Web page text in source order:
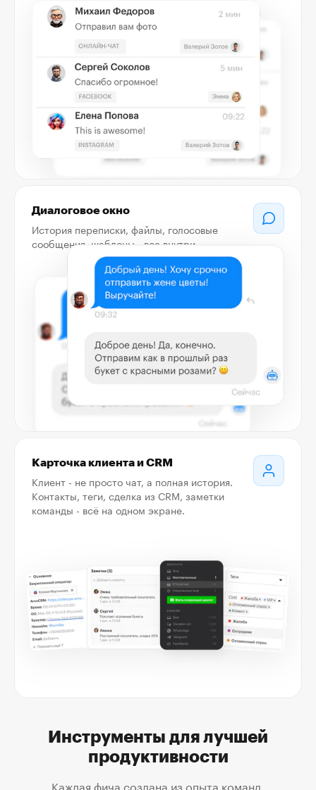
Диалоговое окно
История переписки, файлы, голосовые
сообщения, шаблоны - все внутри.
Карточка клиента и CRM
Клиент - не просто чат, а полная история.
Контакты, теги, сделка из CRM, заметки
команды - всё на одном экране.
Инструменты для лучшей
продуктивности
Каждая фича создана из опыта команд,